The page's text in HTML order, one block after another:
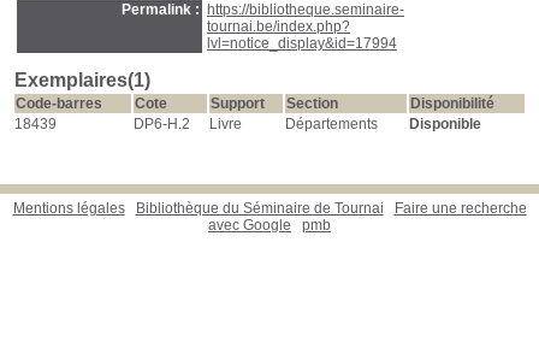
Permalink :
https://bibliotheque.seminaire-
tournai.be/index.php?
lvl=notice_display&id=17994
Exemplaires(1)
Code-barres Cote Support Section
Disponibilité
18439
DP6-H.2 Livre Départements Disponible
Mentions légales Bibliothèque du Séminaire de Tournai
Faire une recherche
avec Google
pmb